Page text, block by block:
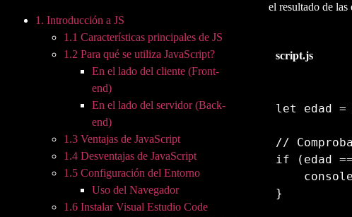
1. Introducción a JS
1.1 Características principales de JS
1.2 Para qué se utiliza JavaScript?
En el lado del cliente (Front-
end)
En el lado del servidor (Back-
end)
1.3 Ventajas de JavaScript
1.4 Desventajas de JavaScript
1.5 Configuración del Entorno
Uso del Navegador
1.6 Instalar Visual Estudio Code
el resultado de las
script.js
let edad =
//
if
( edad
    console
}